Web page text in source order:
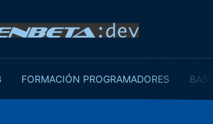
FORMACIÓN PROGRAMADORES